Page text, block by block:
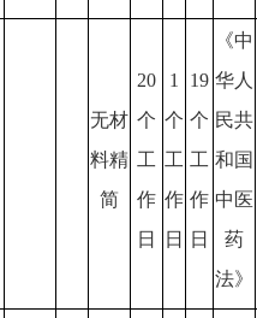
无材
料精
简
20
个
工
作
日
1
个
工
作
日
19
个
工
作
日
《中
华人
民共
和国
中医
药
法》